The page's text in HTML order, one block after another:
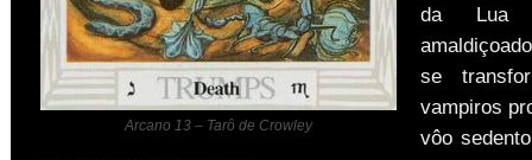
Arcano 13 – Tarô de Crowley
da Lua
se
vampiros
vôo